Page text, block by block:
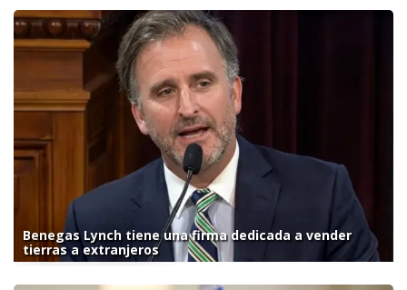
Benegas Lynch tiene una firma dedicada a vender
tierras a extranjeros